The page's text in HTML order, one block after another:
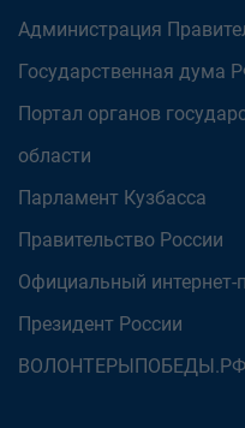
Администрация
Государственная дума
Портал органов
области
Парламент Кузбасса
Правительство России
Официальный
Президент России
ВОЛОНТЕРЫПОБЕДЫ.РФ